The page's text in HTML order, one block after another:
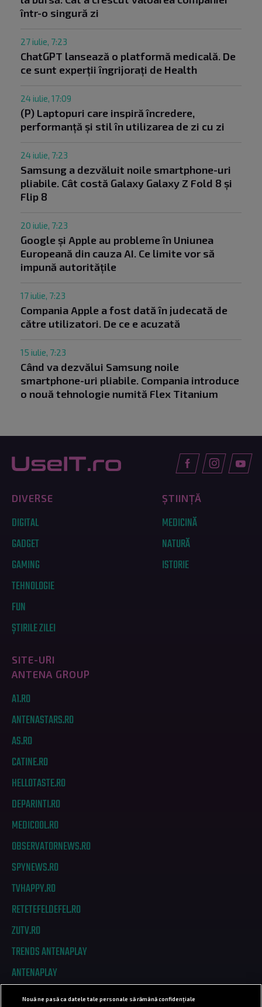
într-o singură zi
27 iulie, 7:23
ChatGPT lansează o platformă medicală. De
ce sunt experții îngrijorați de Health
24 iulie, 17:09
(P) Laptopuri care inspiră încredere,
performanță și stil în utilizarea de zi cu zi
24 iulie, 7:23
Samsung a dezvăluit noile smartphone-uri
pliabile. Cât costă Galaxy Galaxy Z Fold 8 și
Flip 8
20 iulie, 7:23
Google și Apple au probleme în Uniunea
Europeană din cauza AI. Ce limite vor să
impună autoritățile
17 iulie, 7:23
Compania Apple a fost dată în judecată de
către utilizatori. De ce e acuzată
15 iulie, 7:23
Când va dezvălui Samsung noile
smartphone-uri pliabile. Compania introduce
o nouă tehnologie numită Flex Titanium
DIVERSE
DIGITAL
GADGET
GAMING
TEHNOLOGIE
FUN
ȘTIRILE ZILEI
ȘTIINȚĂ
MEDICINĂ
NATURĂ
ISTORIE
SITE-URI
ANTENA GROUP
A1.RO
ANTENASTARS.RO
AS.RO
CATINE.RO
HELLOTASTE.RO
DEPARINTI.RO
MEDICOOL.RO
OBSERVATORNEWS.RO
SPYNEWS.RO
TVHAPPY.RO
RETETEFELDEFEL.RO
ZUTV.RO
TRENDS ANTENAPLAY
ANTENAPLAY
PRIVACY
Nouă ne pasă ca datele tale personale să rămână confidențiale